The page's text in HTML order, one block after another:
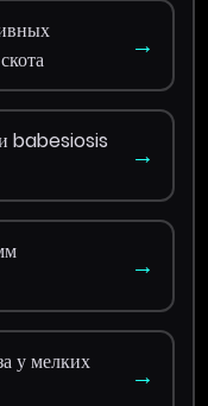
→
babesiosis
→
→
у мелких
→